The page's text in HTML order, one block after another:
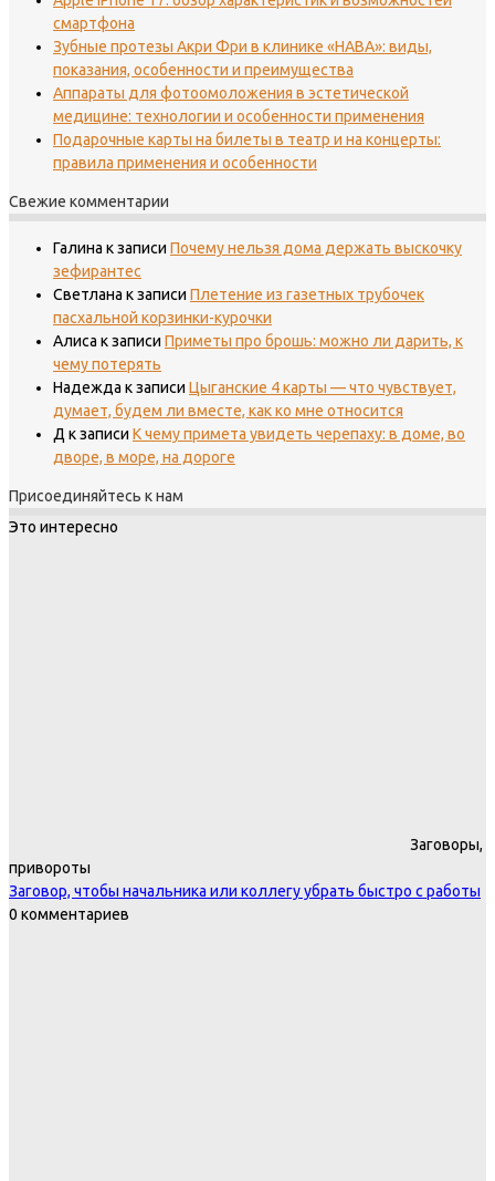
смартфона
Зубные протезы Акри Фри в клинике «НАВА»: виды,
показания, особенности и преимущества
Аппараты для фотоомоложения в эстетической
медицине: технологии и особенности применения
Подарочные карты на билеты в театр и на концерты:
правила применения и особенности
Свежие комментарии
Галина к записи Почему нельзя дома держать выскочку
зефирантес
Светлана к записи Плетение из газетных трубочек
пасхальной корзинки-курочки
Алиса к записи Приметы про брошь: можно ли дарить, к
чему потерять
Надежда к записи Цыганские 4 карты — что чувствует,
думает, будем ли вместе, как ко мне относится
Д к записи К чему примета увидеть черепаху: в доме, во
дворе, в море, на дороге
Присоединяйтесь к нам
Это интересно
Заговоры,
привороты
Заговор, чтобы начальника или коллегу убрать быстро с работы
0 комментариев